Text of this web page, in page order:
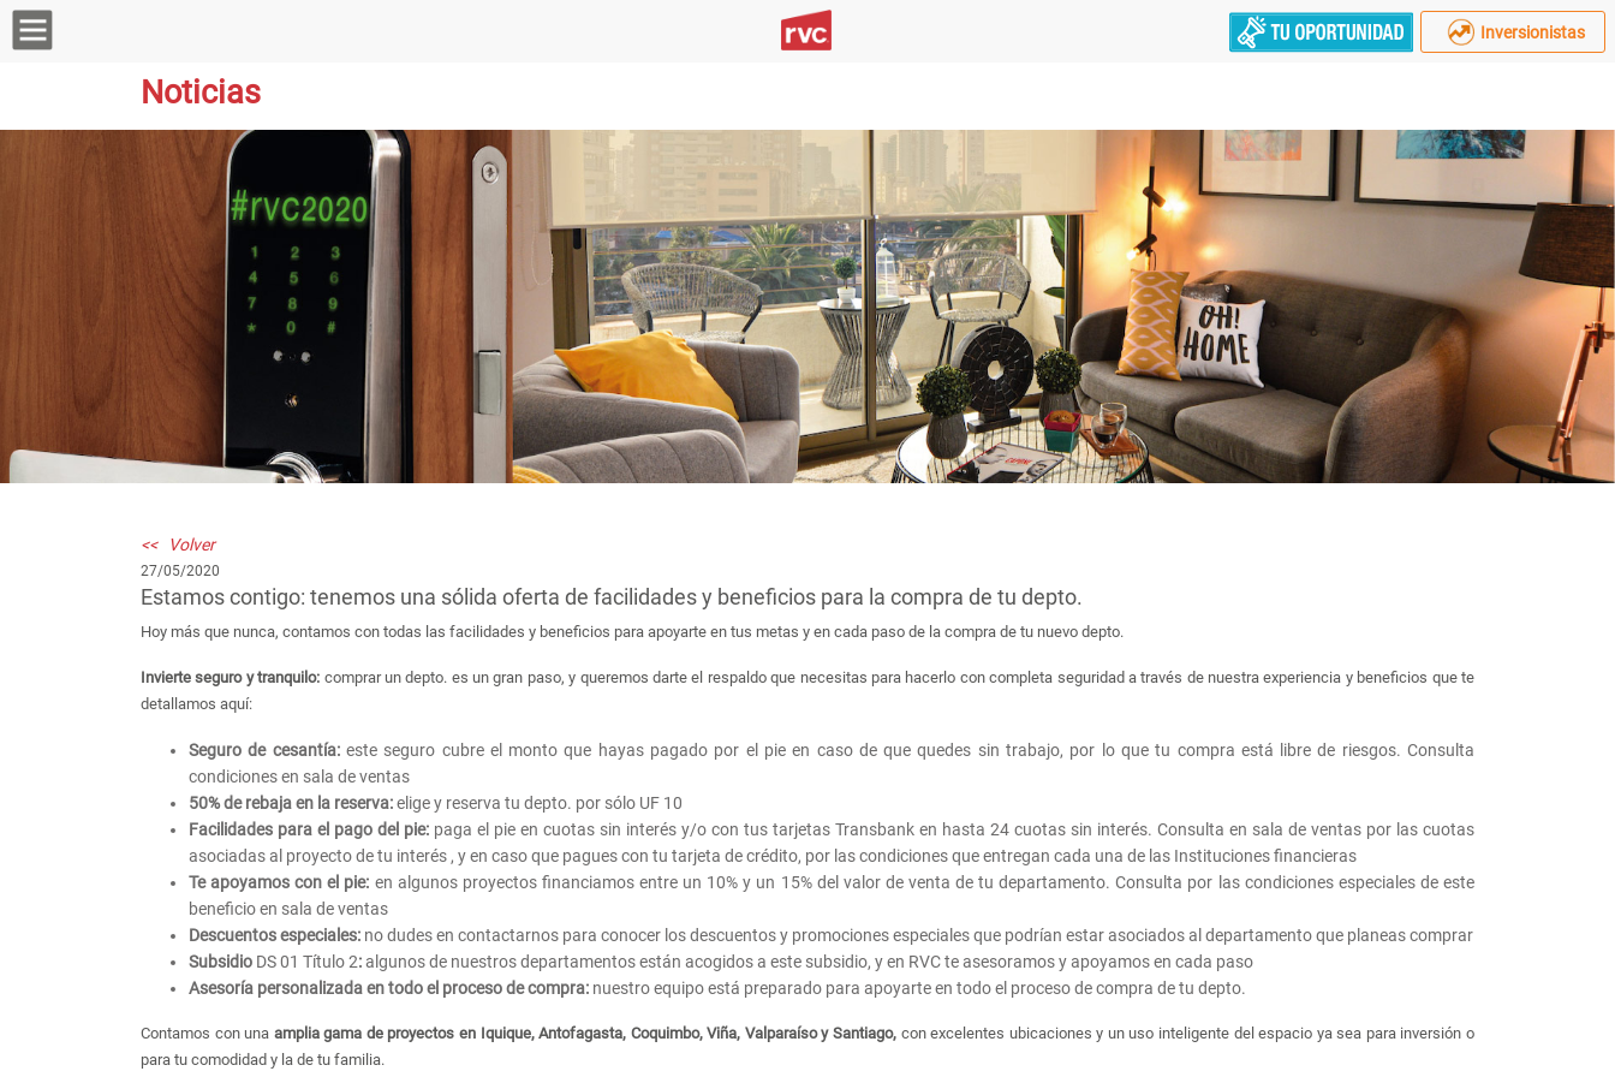
Inversionistas
Noticias
<< Volver
27/05/2020
Estamos contigo: tenemos una sólida oferta de facilidades y beneficios para la compra de tu depto.
Hoy más que nunca, contamos con todas las facilidades y beneficios para apoyarte en tus metas y en cada paso de la compra de tu nuevo depto.
Invierte seguro y tranquilo: comprar un depto. es un gran paso, y queremos darte el respaldo que necesitas para hacerlo con completa seguridad a través de nuestra experiencia y beneficios que te
detallamos aquí:
Seguro de cesantía:este seguro cubre el monto que hayas pagado por el pie en caso de que quedes sin trabajo, por lo que tu compra está libre de riesgos. Consulta
condiciones en sala de ventas
50% de rebaja en la reserva:elige y reserva tu depto. por sólo UF 10
Facilidades para el pago del pie: paga el pie en cuotas sin interés y/o con tus tarjetas Transbank en hasta 24 cuotas sin interés. Consulta en sala de ventas por las cuotas
asociadas al proyecto de tu interés , y en caso que pagues con tu tarjeta de crédito, por las condiciones que entregan cada una de las Instituciones financieras
Te apoyamos con el pie: en algunos proyectos financiamos entre un 10% y un 15% del valor de venta de tu departamento. Consulta por las condiciones especiales de este
beneficio en sala de ventas
Descuentos especiales: no dudes en contactarnos para conocer los descuentos y promociones especiales que podrían estar asociados al departamento que planeas comprar
Subsidio DS 01 Título 2:algunos de nuestros departamentos están acogidos a este subsidio, y en RVC te asesoramos y apoyamos en cada paso
Asesoría personalizada en todo el proceso de compra: nuestro equipo está preparado para apoyarte en todo el proceso de compra de tu depto.
Contamos con una amplia gama de proyectos en Iquique, Antofagasta, Coquimbo, Viña, Valparaíso y Santiago, con excelentes ubicaciones y un uso inteligente del espacio ya sea para inversión o
para tu comodidad y la de tu familia.